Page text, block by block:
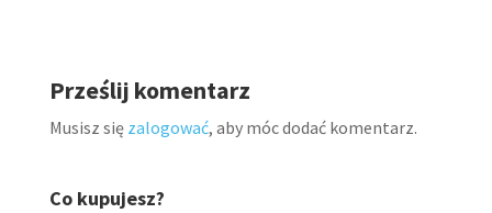
Prześlij komentarz
Musisz się zalogować, aby móc dodać komentarz.
Co kupujesz?